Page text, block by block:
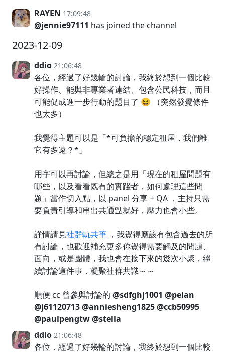
RAYEN 17:09:48
@jennie97111 has joined the channel
2023-12-09
ddio 21:06:48
各位，經過了好幾輪的討論，我終於想到一個比較
好操作、能與非專業者連結、包含公民科技，而且
可能促成進一步行動的題目了 😆 （突然發覺條件
也太多）
我覺得主題可以是「*可負擔的穩定租屋，我們離
它有多遠？*」
用字可以再討論，但總之是用「現在的租屋問題有
哪些，以及看看既有的實踐者，如何處理這些問
題」當作切入點，以 panel 分享 + QA ，主持只需
要負責引導和串出共通點就好，壓力也會小些。
詳情請見社群軌共筆 ，我覺得應該有包含過去的所
有討論，也歡迎補充更多你覺得需要觸及的問題、
面向，或是團體，我也會在接下來的幾次小聚，繼
續討論這件事，凝聚社群共識～～
順便 cc 曾參與討論的 @sdfghj1001 @peian
@j61120713@anniesheng1825@ccb50995
@paulpengtw@stella
ddio 21:06:48
各位，經過了好幾輪的討論，我終於想到一個比較